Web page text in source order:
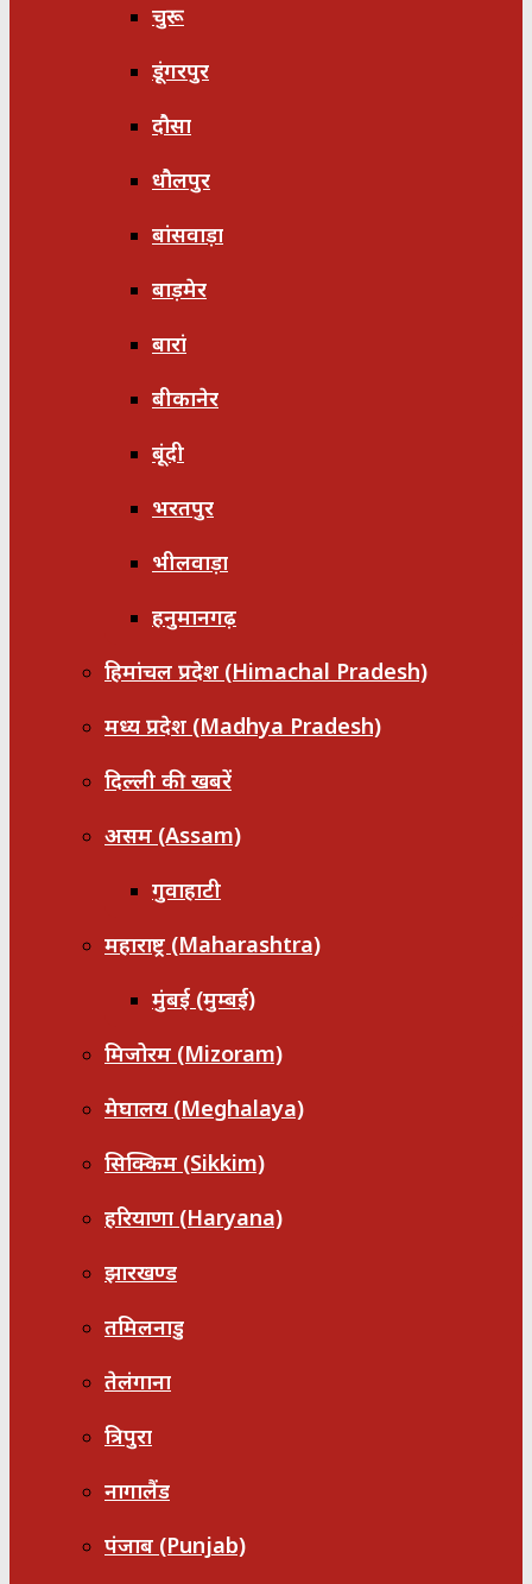
चुरू
डूंगरपुर
दौसा
धौलपुर
बांसवाड़ा
बाड़मेर
बारां
बीकानेर
बूंदी
भरतपुर
भीलवाड़ा
हनुमानगढ़
हिमांचल प्रदेश (Himachal Pradesh)
मध्य प्रदेश (Madhya Pradesh)
दिल्ली की खबरें
असम (Assam)
गुवाहाटी
महाराष्ट्र (Maharashtra)
मुंबई (मुम्बई)
मिजोरम (Mizoram)
मेघालय (Meghalaya)
सिक्किम (Sikkim)
हरियाणा (Haryana)
झारखण्ड
तमिलनाडु
तेलंगाना
त्रिपुरा
नागालैंड
पंजाब (Punjab)